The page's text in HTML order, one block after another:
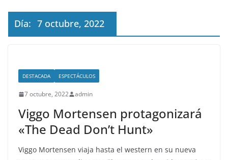
Día: 7 octubre, 2022
DESTACADA ESPECTÁCULOS
7 octubre, 2022 admin
Viggo Mortensen protagonizará
«The Dead Don’t Hunt»
Viggo Mortensen viaja hasta el western en su nueva